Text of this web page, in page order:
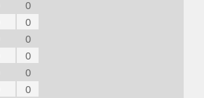
0
0
0
0
0
0